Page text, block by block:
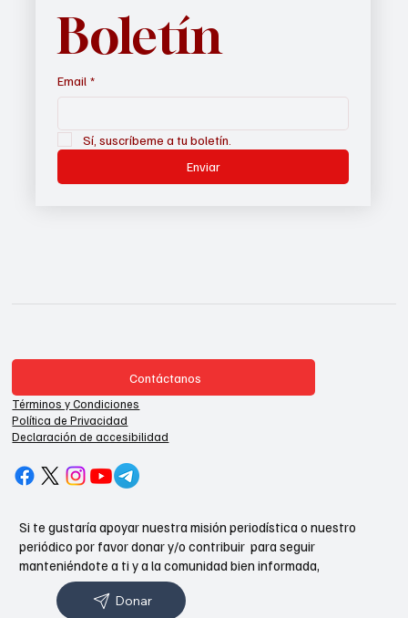
Boletín
Email *
Sí, suscríbeme a tu boletín.
Enviar
Contáctanos
Términos y Condiciones
Política de Privacidad
Declaración de accesibilidad
Si te gustaría apoyar nuestra misión periodística o nuestro
periódico por favor donar y/o contribuir para seguir
manteniéndote a ti y a la comunidad bien informada,
Donar